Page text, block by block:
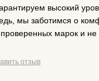
высокий
мы заботимся о
марок и не
отзыв